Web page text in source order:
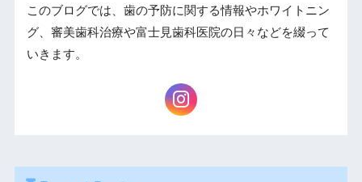
このブログでは、歯の予防に関する情報やホワイトニン
グ、審美歯科治療や富士見歯科医院の日々などを綴って
いきます。